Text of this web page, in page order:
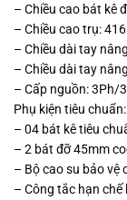
– Chiều cao bát kê
– Chiều cao trụ:
– Chiều dài tay
– Chiều dài tay
– Cấp nguồn: 3Ph/
Phụ kiện tiêu chuẩn:
– 04 bát kê tiêu
– 2 bát đỡ 45mm
– Bộ cao su bảo vệ
– Công tắc hạn